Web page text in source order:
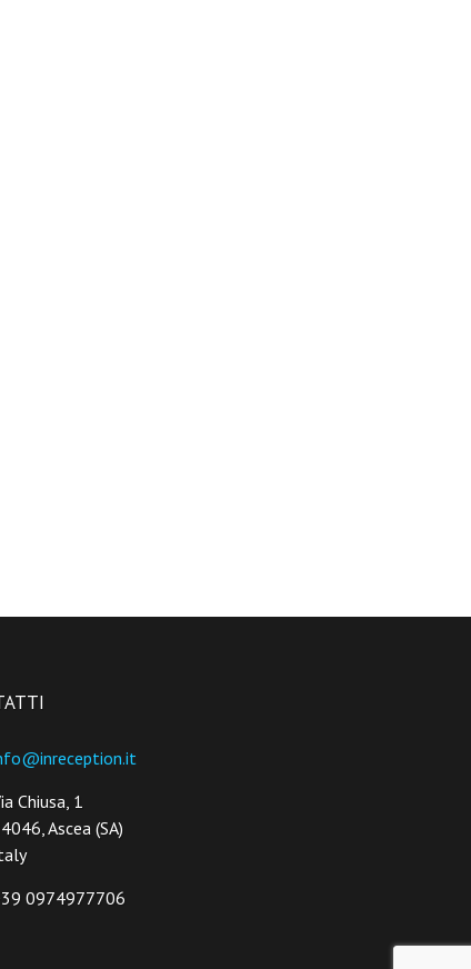
Chiusa, 1
Ascea (SA)
0974977706